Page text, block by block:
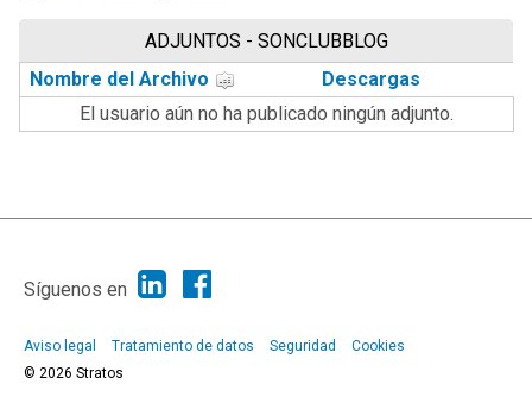
ADJUNTOS - SONCLUBBLOG
Nombre del Archivo
Descargas
El usuario aún no ha publicado ningún adjunto.
|
Síguenos en
Aviso legal Tratamiento de datos Seguridad
Cookies
© 2026 Stratos